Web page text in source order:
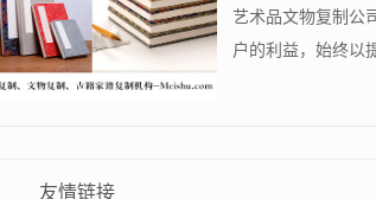
艺术品文物复制公
户的利益，始终以
友情链接